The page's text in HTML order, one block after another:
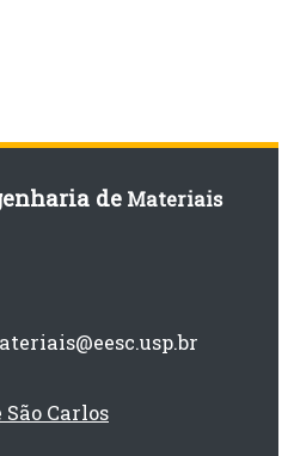
de Materiais
Carlos